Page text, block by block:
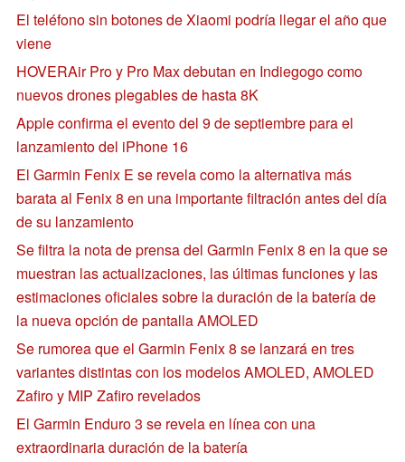
El teléfono sin botones de Xiaomi podría llegar el año que
viene
HOVERAir Pro y Pro Max debutan en Indiegogo como
nuevos drones plegables de hasta 8K
Apple confirma el evento del 9 de septiembre para el
lanzamiento del iPhone 16
El Garmin Fenix E se revela como la alternativa más
barata al Fenix 8 en una importante filtración antes del día
de su lanzamiento
Se filtra la nota de prensa del Garmin Fenix 8 en la que se
muestran las actualizaciones, las últimas funciones y las
estimaciones oficiales sobre la duración de la batería de
la nueva opción de pantalla AMOLED
Se rumorea que el Garmin Fenix 8 se lanzará en tres
variantes distintas con los modelos AMOLED, AMOLED
Zafiro y MIP Zafiro revelados
El Garmin Enduro 3 se revela en línea con una
extraordinaria duración de la batería